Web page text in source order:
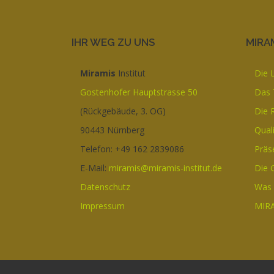
IHR WEG ZU UNS
Miramis Institut
Gostenhofer Hauptstrasse 50
(Rückgebäude, 3. OG)
90443 Nürnberg
Telefon: +49 162 2839086
E-Mail: miramis@miramis-institut.de
Datenschutz
Impressum
Die
Das
Die
Die